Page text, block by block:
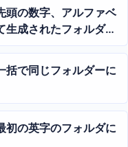
頭の数字、アルファベ
生成されたフォルダー
括で同じフォルダーに
初の英字のフォルダに